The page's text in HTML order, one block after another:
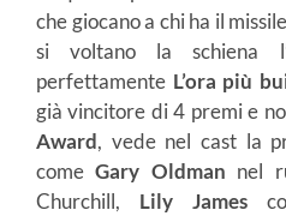
che giocano a chi ha il
si voltano la schiena
perfettamente L’ora più
già vincitore di 4 premi e
Award, vede nel cast la
comeGary Oldman nel
Churchill, Lily James